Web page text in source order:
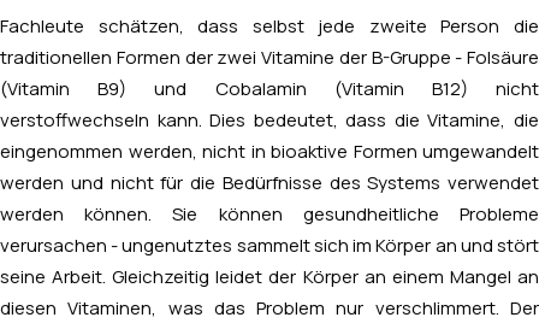
Fachleute schätzen, dass selbst jede zweite Person die
traditionellen Formen der zwei Vitamine der B-Gruppe - Folsäure
(Vitamin B9) und Cobalamin (Vitamin B12) nicht
verstoffwechseln kann. Dies bedeutet, dass die Vitamine, die
eingenommen werden, nicht in bioaktive Formen umgewandelt
werden und nicht für die Bedürfnisse des Systems verwendet
werden können. Sie können gesundheitliche Probleme
verursachen - ungenutztes sammelt sich im Körper an und stört
seine Arbeit. Gleichzeitig leidet der Körper an einem Mangel an
diesen Vitaminen, was das Problem nur verschlimmert. Der